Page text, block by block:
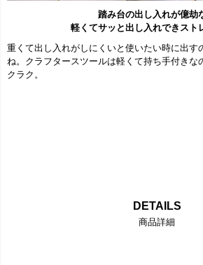
踏み台の出し入れが億劫
軽くてサッと出し入れできスト
重くて出し入れがしにくいと使いたい時に出す
ね。クラフタースツールは軽くて持ち手付きな
クラク。
DETAILS
商品詳細